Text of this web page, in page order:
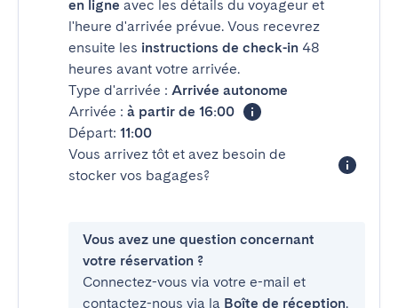
en ligne avec les détails du voyageur et
l'heure d'arrivée prévue. Vous recevrez
ensuite les instructions de check-in 48
heures avant votre arrivée.
Type d'arrivée : Arrivée autonome
Arrivée : à partir de 16:00
Départ: 11:00
Vous arrivez tôt et avez besoin de
stocker vos bagages?
Vous avez une question concernant
votre réservation ?
Connectez-vous via votre e-mail et
contactez-nous via la Boîte de réception.